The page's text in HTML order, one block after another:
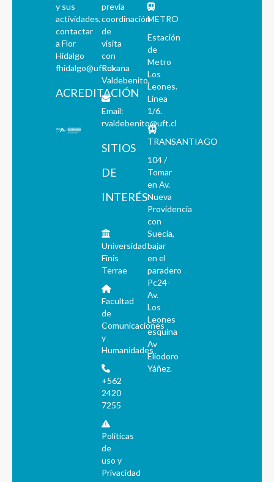
y sus
actividades,
contactar
a Flor
Hidalgo
fhidalgo@uft.cl
ACREDITACIÓN
previa
coordinación
de
visita
con
Roxana
Valdebenito.
Email:
rvaldebenito@uft.cl
SITIOS
DE
INTERÉS
Universidad
Finis
Terrae
Facultad
de
Comunicaciones
y
Humanidades
+562
2420
7255
Políticas
de
uso y
Privacidad
METRO
Estación
de
Metro
Los
Leones.
Línea
1/6.
TRANSANTIAGO
104 /
Tomar
en Av.
Nueva
Providencia
con
Suecia,
bajar
en el
paradero
Pc24-
Av.
Los
Leones
esquina
Av
Eliodoro
Yáñez.